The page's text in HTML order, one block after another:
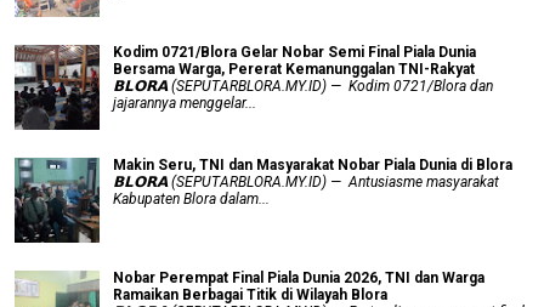
Kodim 0721/Blora Gelar Nobar Semi Final Piala Dunia
Bersama Warga, Pererat Kemanunggalan TNI-Rakyat
𝗕𝗟𝗢𝗥𝗔 (SEPUTARBLORA.MY.ID) — Kodim 0721/Blora dan
jajarannya menggelar...
Makin Seru, TNI dan Masyarakat Nobar Piala Dunia di Blora
𝗕𝗟𝗢𝗥𝗔 (SEPUTARBLORA.MY.ID) — Antusiasme masyarakat
Kabupaten Blora dalam...
Nobar Perempat Final Piala Dunia 2026, TNI dan Warga
Ramaikan Berbagai Titik di Wilayah Blora